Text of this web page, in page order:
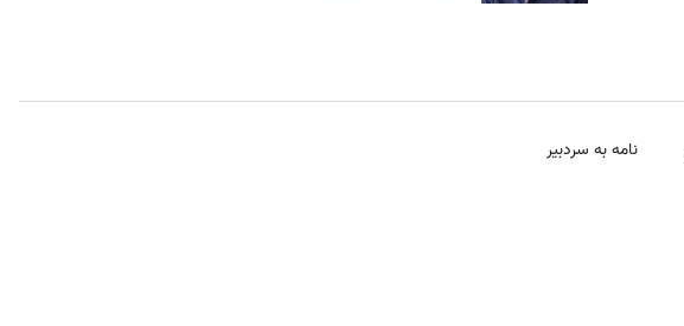
نامه به سردبیر